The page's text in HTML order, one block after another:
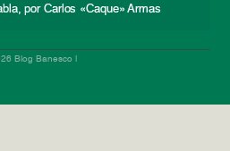
por Carlos «Caque» Armas
Blog Banesco |